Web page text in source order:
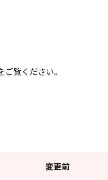
覧ください。
変更前